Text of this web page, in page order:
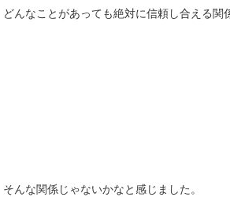
どんなことがあっても絶対に信頼し合える関
そんな関係じゃないかなと感じました。